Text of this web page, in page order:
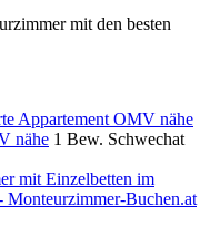
mit den besten
nähe 1 Bew. Schwechat